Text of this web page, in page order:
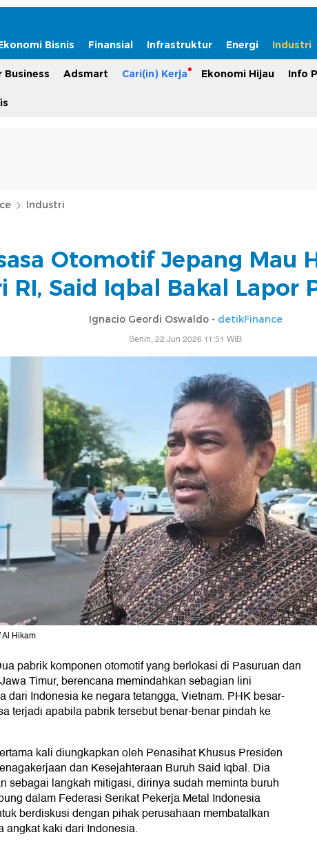
Bisnis Finansial Infrastruktur Energi Industri
Business Adsmart Cari(in) Kerja Ekonomi Hijau Info
Industri
Otomotif Jepang Mau
RI, Said Iqbal Bakal Lapor
Ignacio Geordi Oswaldo - detikFinance
Senin, 22 Jun 2026 11:51 WIB
Al Hikam
pabrik komponen otomotif yang berlokasi di Pasuruan dan
Timur, berencana memindahkan sebagian lini
dari Indonesia ke negara tetangga, Vietnam. PHK besar-
terjadi apabila pabrik tersebut benar-benar pindah ke
kali diungkapkan oleh Penasihat Khusus Presiden
dan Kesejahteraan Buruh Said Iqbal. Dia
sebagai langkah mitigasi, dirinya sudah meminta buruh
dalam Federasi Serikat Pekerja Metal Indonesia
berdiskusi dengan pihak perusahaan membatalkan
angkat kaki dari Indonesia.